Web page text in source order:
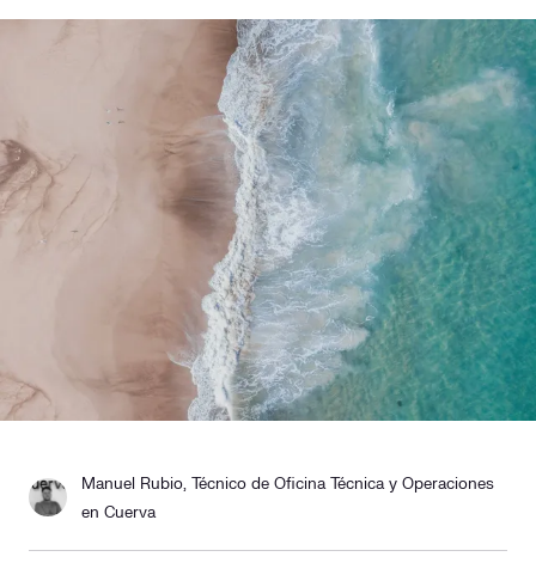
Contacto
Manuel Rubio, Técnico de Oficina Técnica y Operaciones
en Cuerva